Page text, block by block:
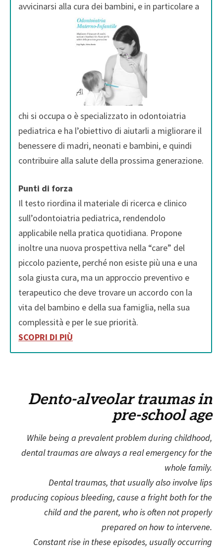
avvicinarsi alla cura dei bambini, e in particolare a
chi si occupa o è specializzato in odontoiatria
pediatrica e ha l’obiettivo di aiutarli a migliorare il
benessere di madri, neonati e bambini, e quindi
contribuire alla salute della prossima generazione.
Punti di forza
Il testo riordina il materiale di ricerca e clinico
sull’odontoiatria pediatrica, rendendolo
applicabile nella pratica quotidiana. Propone
inoltre una nuova prospettiva nella “care” del
piccolo paziente, perché non esiste più una e una
sola giusta cura, ma un approccio preventivo e
terapeutico che deve trovare un accordo con la
vita del bambino e della sua famiglia, nella sua
complessità e per le sue priorità.
SCOPRI DI PIÙ
Dento-alveolar traumas in
pre-school age
While being a prevalent problem during childhood,
dental traumas are always a real emergency for the
whole family.
Dental traumas, that usually also involve lips
producing copious bleeding, cause a fright both for the
child and the parent, who is often not properly
prepared on how to intervene.
Constant rise in these episodes, usually occurring